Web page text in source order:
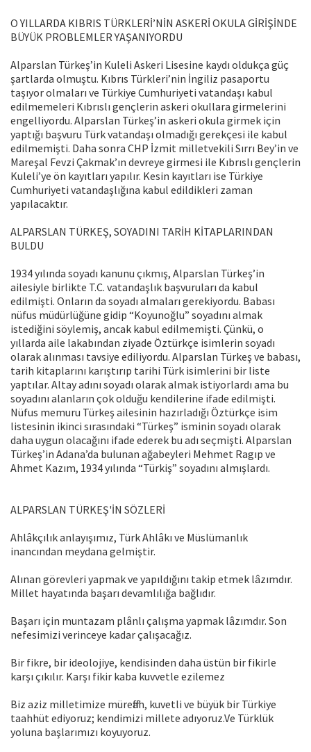
O YILLARDA KIBRIS TÜRKLERİ’NİN ASKERİ OKULA GİRİŞİNDE
BÜYÜK PROBLEMLER YAŞANIYORDU
Alparslan Türkeş’in Kuleli Askeri Lisesine kaydı oldukça güç
şartlarda olmuştu. Kıbrıs Türkleri’nin İngiliz pasaportu
taşıyor olmaları ve Türkiye Cumhuriyeti vatandaşı kabul
edilmemeleri Kıbrıslı gençlerin askeri okullara girmelerini
engelliyordu. Alparslan Türkeş’in askeri okula girmek için
yaptığı başvuru Türk vatandaşı olmadığı gerekçesi ile kabul
edilmemişti. Daha sonra CHP İzmit milletvekili Sırrı Bey’in ve
Mareşal Fevzi Çakmak’ın devreye girmesi ile Kıbrıslı gençlerin
Kuleli’ye ön kayıtları yapılır. Kesin kayıtları ise Türkiye
Cumhuriyeti vatandaşlığına kabul edildikleri zaman
yapılacaktır.
ALPARSLAN TÜRKEŞ, SOYADINI TARİH KİTAPLARINDAN
BULDU
1934 yılında soyadı kanunu çıkmış, Alparslan Türkeş’in
ailesiyle birlikte T.C. vatandaşlık başvuruları da kabul
edilmişti. Onların da soyadı almaları gerekiyordu. Babası
nüfus müdürlüğüne gidip “Koyunoğlu” soyadını almak
istediğini söylemiş, ancak kabul edilmemişti. Çünkü, o
yıllarda aile lakabından ziyade Öztürkçe isimlerin soyadı
olarak alınması tavsiye ediliyordu. Alparslan Türkeş ve babası,
tarih kitaplarını karıştırıp tarihi Türk isimlerini bir liste
yaptılar. Altay adını soyadı olarak almak istiyorlardı ama bu
soyadını alanların çok olduğu kendilerine ifade edilmişti.
Nüfus memuru Türkeş ailesinin hazırladığı Öztürkçe isim
listesinin ikinci sırasındaki “Türkeş” isminin soyadı olarak
daha uygun olacağını ifade ederek bu adı seçmişti. Alparslan
Türkeş’in Adana’da bulunan ağabeyleri Mehmet Ragıp ve
Ahmet Kazım, 1934 yılında “Türkiş” soyadını almışlardı.
ALPARSLAN TÜRKEŞ'İN SÖZLERİ
Ahlâkçılık anlayışımız, Türk Ahlâkı ve Müslümanlık
inancından meydana gelmiştir.
Alınan görevleri yapmak ve yapıldığını takip etmek lâzımdır.
Millet hayatında başarı devamlılığa bağlıdır.
Başarı için muntazam plânlı çalışma yapmak lâzımdır. Son
nefesimizi verinceye kadar çalışacağız.
Bir fikre, bir ideolojiye, kendisinden daha üstün bir fikirle
karşı çıkılır. Karşı fikir kaba kuvvetle ezilemez
Biz aziz milletimize müreffah, kuvetli ve büyük bir Türkiye
taahhüt ediyoruz; kendimizi millete adıyoruz.Ve Türklük
yoluna başlarımızı koyuyoruz.